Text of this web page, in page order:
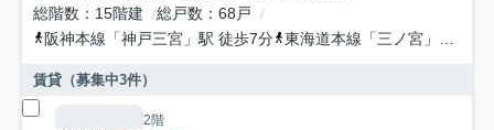
総階数
15階建 総戸数
68戸
阪神本線 「神戸三宮 」駅 徒歩7分 東海道本線 「三ノ宮 」駅 徒歩9分
賃貸（募集中3件）
2階